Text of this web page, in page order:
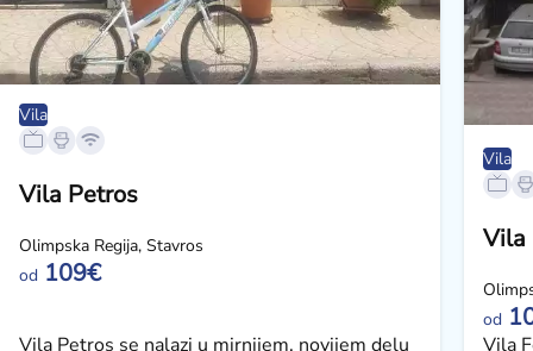
Vila
Vila Petros
Olimpska Regija, Stavros
od 109€
Vila Petros se nalazi u mirnijem, novijem delu
Vila
Vila
od
Vila